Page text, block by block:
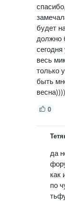
будет
должно
весь
только
быть
весна))))
0
да
как
по